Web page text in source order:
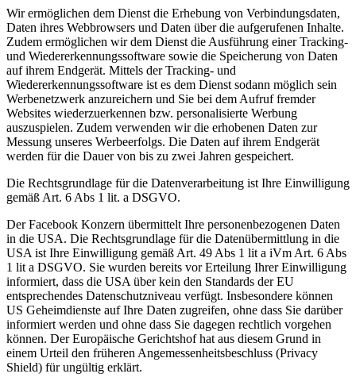
Wir ermöglichen dem Dienst die Erhebung von Verbindungsdaten,
Daten ihres Webbrowsers und Daten über die aufgerufenen Inhalte.
Zudem ermöglichen wir dem Dienst die Ausführung einer Tracking-
und Wiedererkennungssoftware sowie die Speicherung von Daten
auf ihrem Endgerät. Mittels der Tracking- und
Wiedererkennungssoftware ist es dem Dienst sodann möglich sein
Werbenetzwerk anzureichern und Sie bei dem Aufruf fremder
Websites wiederzuerkennen bzw. personalisierte Werbung
auszuspielen. Zudem verwenden wir die erhobenen Daten zur
Messung unseres Werbeerfolgs. Die Daten auf ihrem Endgerät
werden für die Dauer von bis zu zwei Jahren gespeichert.
Die Rechtsgrundlage für die Datenverarbeitung ist Ihre Einwilligung
gemäß Art. 6 Abs 1 lit. a DSGVO.
Der Facebook Konzern übermittelt Ihre personenbezogenen Daten
in die USA. Die Rechtsgrundlage für die Datenübermittlung in die
USA ist Ihre Einwilligung gemäß Art. 49 Abs 1 lit a iVm Art. 6 Abs
1 lit a DSGVO. Sie wurden bereits vor Erteilung Ihrer Einwilligung
informiert, dass die USA über kein den Standards der EU
entsprechendes Datenschutzniveau verfügt. Insbesondere können
US Geheimdienste auf Ihre Daten zugreifen, ohne dass Sie darüber
informiert werden und ohne dass Sie dagegen rechtlich vorgehen
können. Der Europäische Gerichtshof hat aus diesem Grund in
einem Urteil den früheren Angemessenheitsbeschluss (Privacy
Shield) für ungültig erklärt.